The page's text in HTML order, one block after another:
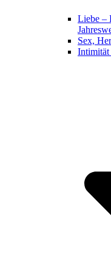
Liebe –
Sex,
Intimität